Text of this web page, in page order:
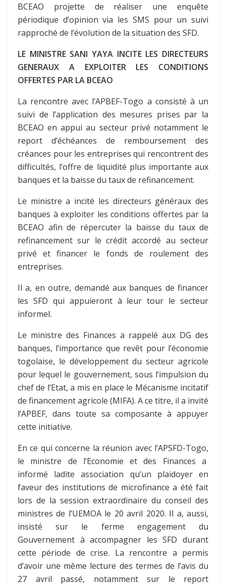
BCEAO projette de réaliser une enquête
périodique d’opinion via les SMS pour un suivi
rapproché de l’évolution de la situation des SFD.
LE MINISTRE SANI YAYA INCITE LES DIRECTEURS
GENERAUX A EXPLOITER LES CONDITIONS
OFFERTES PAR LA BCEAO
La rencontre avec l’APBEF-Togo a consisté à un
suivi de l’application des mesures prises par la
BCEAO en appui au secteur privé notamment le
report d’échéances de remboursement des
créances pour les entreprises qui rencontrent des
difficultés, l’offre de liquidité plus importante aux
banques et la baisse du taux de refinancement.
Le ministre a incité les directeurs généraux des
banques à exploiter les conditions offertes par la
BCEAO afin de répercuter la baisse du taux de
refinancement sur le crédit accordé au secteur
privé et financer le fonds de roulement des
entreprises.
Il a, en outre, demandé aux banques de financer
les SFD qui appuieront à leur tour le secteur
informel.
Le ministre des Finances a rappelé aux DG des
banques, l’importance que revêt pour l’économie
togolaise, le développement du secteur agricole
pour lequel le gouvernement, sous l’impulsion du
chef de l’Etat, a mis en place le Mécanisme incitatif
de financement agricole (MIFA). A ce titre, il a invité
l’APBEF, dans toute sa composante à appuyer
cette initiative.
En ce qui concerne la réunion avec l’APSFD-Togo,
le ministre de l’Economie et des Finances a
informé ladite association qu’un plaidoyer en
faveur des institutions de microfinance a été fait
lors de la session extraordinaire du conseil des
ministres de l’UEMOA le 20 avril 2020. Il a, aussi,
insisté sur le ferme engagement du
Gouvernement à accompagner les SFD durant
cette période de crise. La rencontre a permis
d’avoir une même lecture des termes de l’avis du
27 avril passé, notamment sur le report